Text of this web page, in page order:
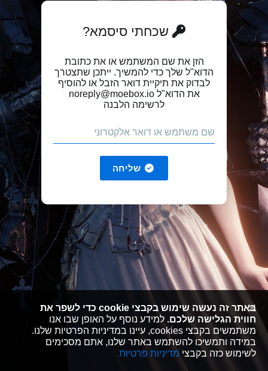
שכחתי סיסמא?
הזן את שם המשתמש או את כתובת
הדוא"ל שלך כדי להמשיך. ייתכן שתצטרך
לבדוק את תיקיית דואר הזבל או להוסיף
את הדוא"ל noreply@moebox.io
לרשימה הלבנה
שליחה
באתר זה נעשה שימוש בקבצי cookie כדי לשפר את
חווית הגלישה שלכם. למידע נוסף על האופן שבו אנו
משתמשים בקבצי cookies, עיינו במדיניות הפרטיות שלנו.
במידה ותמשיכו להשתמש באתר שלנו, אתם מסכימים
לשימוש כזה בקבצי מדיניות פרטיות